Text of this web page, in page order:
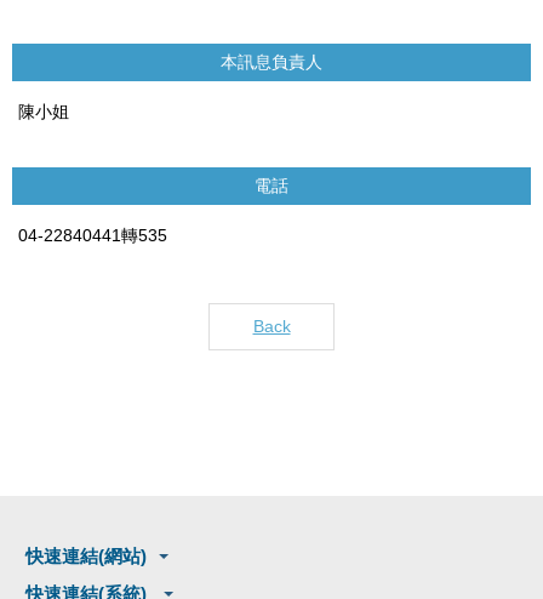
本訊息負責人
陳小姐
電話
04-22840441轉535
Back
快速連結(網站)
快速連結(系統)